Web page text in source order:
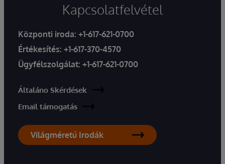
Kapcsolatfelvétel
Központi iroda: +1-617-621-0700
Értékesítés: +1-617-370-4570
Ügyfélszolgálat: +1-617-621-0700
Általáno Skérdések
Email támogatás
Világméretű Irodák